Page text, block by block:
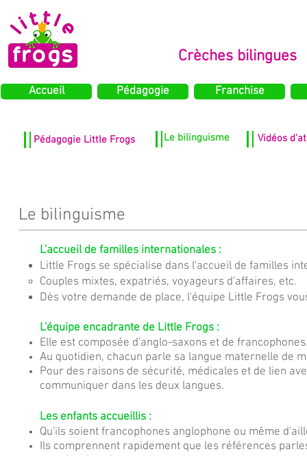
Accueil
Crèches bilingues
Pédagogie Franchise
Pédagogie Little Frogs Le bilinguisme Vidéos
L'accueil de familles internationales :
Little Frogs se spécialise dans l'accueil de familles
Couples mixtes, expatriés, voyageurs d'affaires, etc.
Dès votre demande de place, l'équipe Little Frogs
L'équipe encadrante de Little Frogs :
Elle est composée d'anglo-saxons et de
Au quotidien, chacun parle sa langue maternelle de
Pour des raisons de sécurité, médicales et de lien
communiquer dans les deux langues.
Les enfants accueillis :
Qu'ils soient francophones anglophone ou même
Ils comprennent rapidement que les références
Le bilinguisme